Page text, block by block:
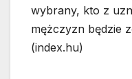
wybrany, kto z
mężczyzn będzie
(index.hu)